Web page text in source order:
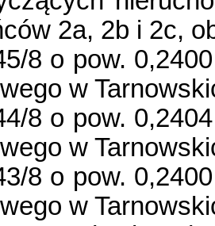
2a, 2b i 2c,
8 o pow.
w
8 o pow.
w
8 o pow.
w